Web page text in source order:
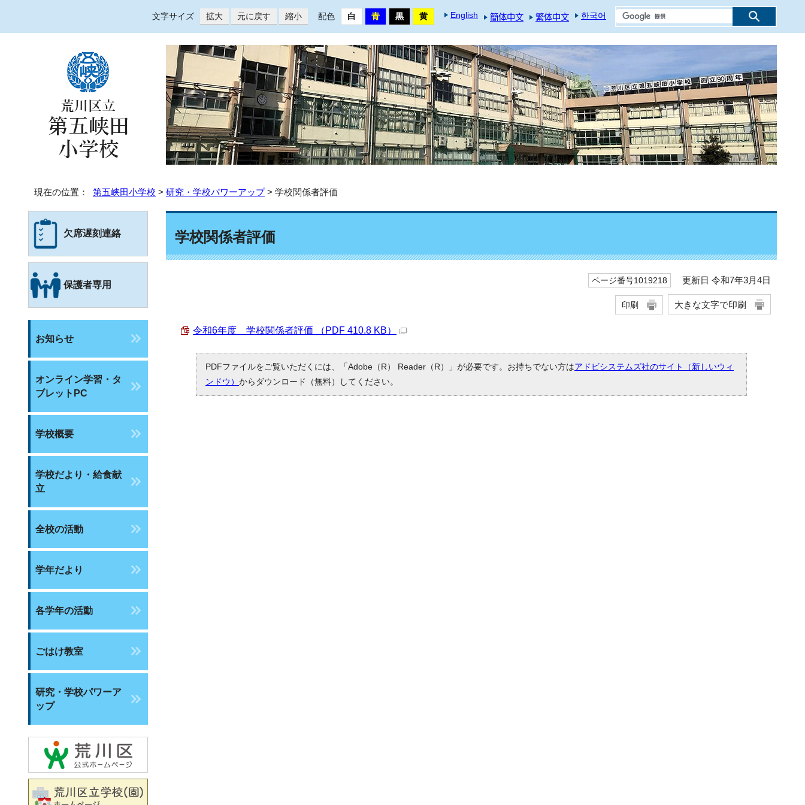
文字サイズ 拡大 元に戻す 縮小 配色 English 簡体中文 繁体中文 한국어
現在の位置： 第五峡田小学校 > 研究・学校パワーアップ> 学校関係者評価
学校関係者評価
ページ番号1019218 更新日 令和7年3月4日
印刷 大きな文字で印刷
令和6年度 学校関係者評価 （PDF 410.8 KB）
PDFファイルをご覧いただくには、「Adobe（R） Reader（R）」が必要です。お持ちでない方はアドビシステムズ社のサイト（新しいウィ
ンドウ） からダウンロード（無料）してください。
欠席遅刻連絡
保護者専用
お知らせ
オンライン学習・タ
ブレットPC
学校概要
学校だより・給食献
立
全校の活動
学年だより
各学年の活動
ごはけ教室
研究・学校パワーア
ップ